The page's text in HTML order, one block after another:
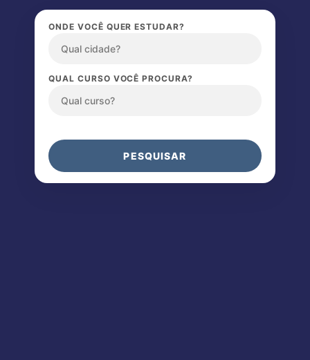
ONDE VOCÊ QUER ESTUDAR?
QUAL CURSO VOCÊ PROCURA?
PESQUISAR